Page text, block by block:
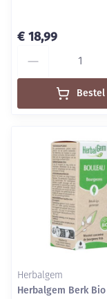
€ 18,99
Bestel
Herbalgem
Herbalgem Berk Bio